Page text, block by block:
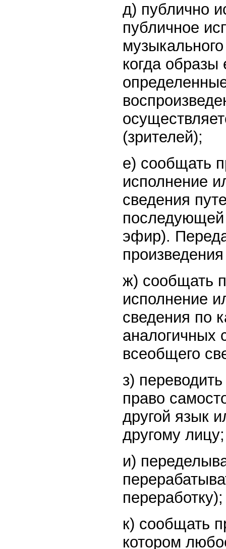
д) публично
публичное
когда образы
(зрителей);
е) сообщать
исполнение
сведения
последующей
эфир).
ж) сообщать
исполнение
сведения по
аналогичных
всеобщего
з)
право
другой язык
другому лицу;
и)
переработку);
к) сообщать
котором